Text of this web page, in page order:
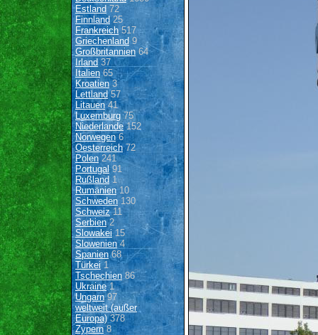
Estland 72
Finnland 25
Frankreich517
Griechenland9
Großbritannien64
Irland 37
Italien65
Kroatien3
Lettland57
Litauen41
Luxemburg 75
Niederlande152
Norwegen6
Oesterreich72
Polen 241
Portugal91
Rußland 1
Rumänien10
Schweden 130
Schweiz11
Serbien2
Slowakei15
Slowenien4
Spanien68
Türkei1
Tschechien 86
Ukraine1
Ungarn97
weltweit (außer
Europa)378
Zypern8